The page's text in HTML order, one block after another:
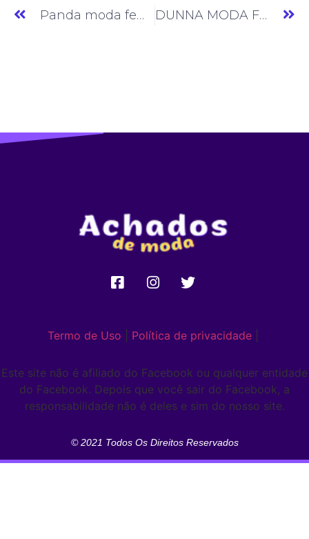
Panda moda feminina » Moda Feminina » SP » (#AM747) DUNNA MODA FITNESS » Fitness » PE » (#AM749)
Termo de Uso Política de privacidade|
Este site não é afiliado do Facebook ou qualquer entidade
do Facebook. Depois que você sair do Facebook, a
responsabilidade não é deles e sim do nosso site.
© 2021 Todos Os Direitos Reservados